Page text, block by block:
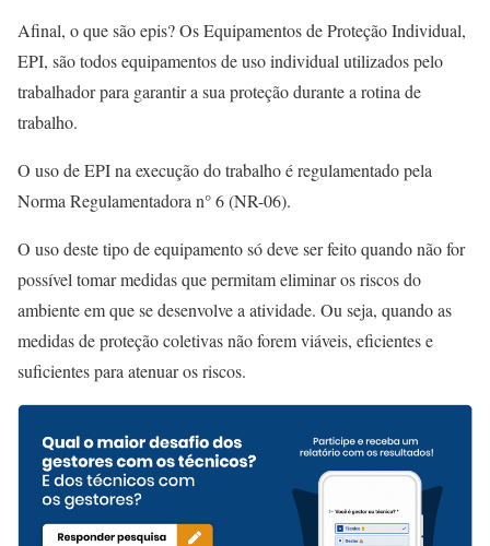
Afinal, o que são epis? Os Equipamentos de Proteção Individual,
EPI, são todos equipamentos de uso individual utilizados pelo
trabalhador para garantir a sua proteção durante a rotina de
trabalho.
O uso de EPI na execução do trabalho é regulamentado pela
Norma Regulamentadora n° 6 (NR-06).
O uso deste tipo de equipamento só deve ser feito quando não for
possível tomar medidas que permitam eliminar os riscos do
ambiente em que se desenvolve a atividade. Ou seja, quando as
medidas de proteção coletivas não forem viáveis, eficientes e
suficientes para atenuar os riscos.